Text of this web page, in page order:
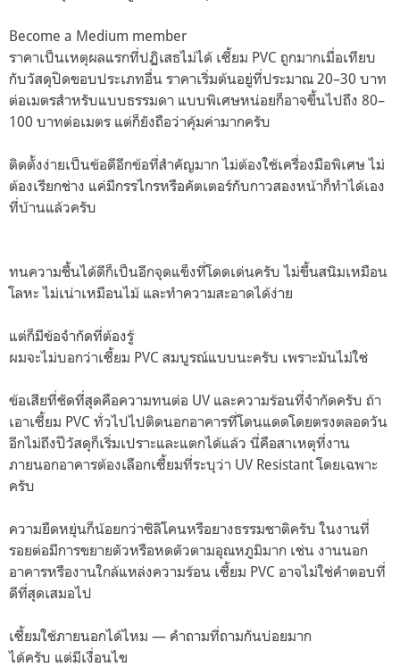
Become a Medium member
ราคาเป็นเหตุผลแรกที่ปฏิเสธไม่ได้ เซี้ยม PVC ถูกมากเมื่อเทียบ
กับวัสดุปิดขอบประเภทอื่น ราคาเริ่มต้นอยู่ที่ประมาณ 20–30 บาท
ต่อเมตรสำหรับแบบธรรมดา แบบพิเศษหน่อยก็อาจขึ้นไปถึง 80–
100 บาทต่อเมตร แต่ก็ยังถือว่าคุ้มค่ามากครับ
ติดตั้งง่ายเป็นข้อดีอีกข้อที่สำคัญมาก ไม่ต้องใช้เครื่องมือพิเศษ ไม่
ต้องเรียกช่าง แค่มีกรรไกรหรือคัตเตอร์กับกาวสองหน้าก็ทำได้เอง
ที่บ้านแล้วครับ
ทนความชื้นได้ดีก็เป็นอีกจุดแข็งที่โดดเด่นครับ ไม่ขึ้นสนิมเหมือน
โลหะ ไม่เน่าเหมือนไม้ และทำความสะอาดได้ง่าย
แต่ก็มีข้อจำกัดที่ต้องรู้
ผมจะไม่บอกว่าเซี้ยม PVC สมบูรณ์แบบนะครับ เพราะมันไม่ใช่
ข้อเสียที่ชัดที่สุดคือความทนต่อ UV และความร้อนที่จำกัดครับ ถ้า
เอาเซี้ยม PVC ทั่วไปไปติดนอกอาคารที่โดนแดดโดยตรงตลอดวัน
อีกไม่ถึงปีวัสดุก็เริ่มเปราะและแตกได้แล้ว นี่คือสาเหตุที่งาน
ภายนอกอาคารต้องเลือกเซี้ยมที่ระบุว่า UV Resistant โดยเฉพาะ
ครับ
ความยืดหยุ่นก็น้อยกว่าซิลิโคนหรือยางธรรมชาติครับ ในงานที่
รอยต่อมีการขยายตัวหรือหดตัวตามอุณหภูมิมาก เช่น งานนอก
อาคารหรืองานใกล้แหล่งความร้อน เซี้ยม PVC อาจไม่ใช่คำตอบที่
ดีที่สุดเสมอไป
เซี้ยมใช้ภายนอกได้ไหม — คำถามที่ถามกันบ่อยมาก
ได้ครับ แต่มีเงื่อนไข